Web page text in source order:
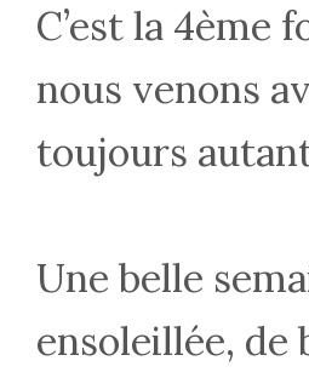
C’est la 4ème
nous venons
toujours
Une belle
ensoleillée, de